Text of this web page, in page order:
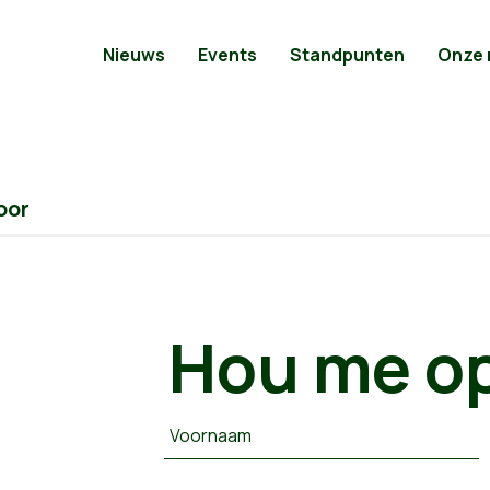
Nieuws Events Standpunten Onze
Hou me
Voornaam